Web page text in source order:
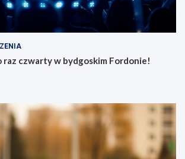
raz czwarty w bydgoskim Fordonie!